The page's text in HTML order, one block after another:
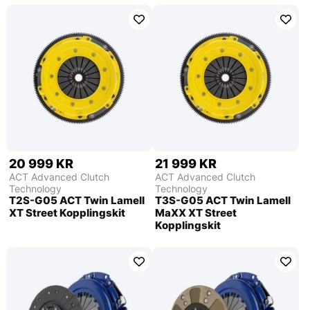
20 999 KR
ACT Advanced Clutch
Technology
T2S-G05 ACT Twin Lamell
XT Street Kopplingskit
21 999 KR
ACT Advanced Clutch
Technology
T3S-G05 ACT Twin Lamell
MaXX XT Street
Kopplingskit